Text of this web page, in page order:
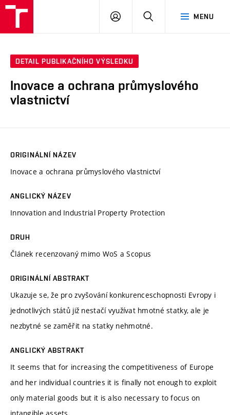
MENU
PŘIHLÁSIT
DETAIL PUBLIKAČNÍHO VÝSLEDKU
Inovace a ochrana průmyslového
vlastnictví
ORIGINÁLNÍ NÁZEV
Inovace a ochrana průmyslového vlastnictví
ANGLICKÝ NÁZEV
Innovation and Industrial Property Protection
DRUH
Článek recenzovaný mimo WoS a Scopus
ORIGINÁLNÍ ABSTRAKT
Ukazuje se, že pro zvyšování konkurenceschopnosti Evropy i
jednotlivých států již nestačí využívat hmotné statky, ale je
nezbytné se zaměřit na statky nehmotné.
ANGLICKÝ ABSTRAKT
It seems that for increasing the competitiveness of Europe
and her individual countries it is finally not enough to exploit
only material goods but it is also necessary to focus on
intangible assets.